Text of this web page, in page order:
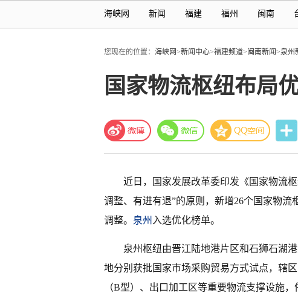
海峡网 新闻 福建 福州 闽南
您现在的位置： 海峡网>新闻中心>福建频道>闽南新闻>泉州
国家物流枢纽布局
近日，国家发展改革委印发《国家物流
调整、有进有退”的原则，新增26个国家物
调整。 泉州 入选优化榜单。
泉州枢纽由晋江陆地港片区和石狮石湖
地分别获批国家市场采购贸易方式试点，辖
（B型）、出口加工区等重要物流支撑设施